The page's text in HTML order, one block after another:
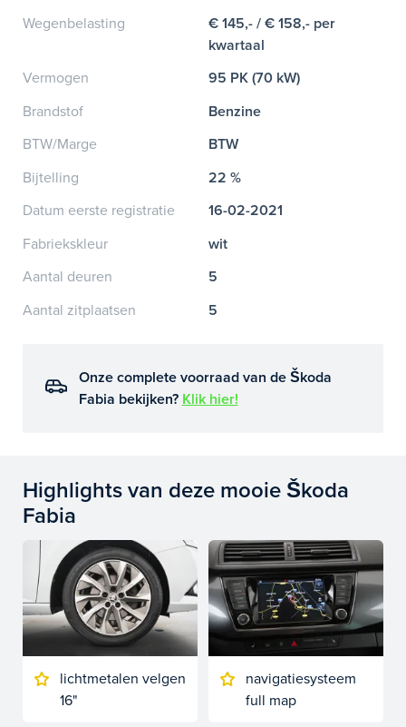
Wegenbelasting
€ 145,- / € 158,- per
kwartaal
Vermogen
95 PK (70 kW)
Brandstof
Benzine
BTW/Marge
BTW
Bijtelling
22 %
Datum eerste registratie
16-02-2021
Fabriekskleur
wit
Aantal deuren
5
Aantal zitplaatsen
5
Onze complete voorraad van de Škoda
Fabia bekijken? Klik hier!
Highlights van deze mooie Škoda
Fabia
lichtmetalen velgen
16"
navigatiesysteem
full map